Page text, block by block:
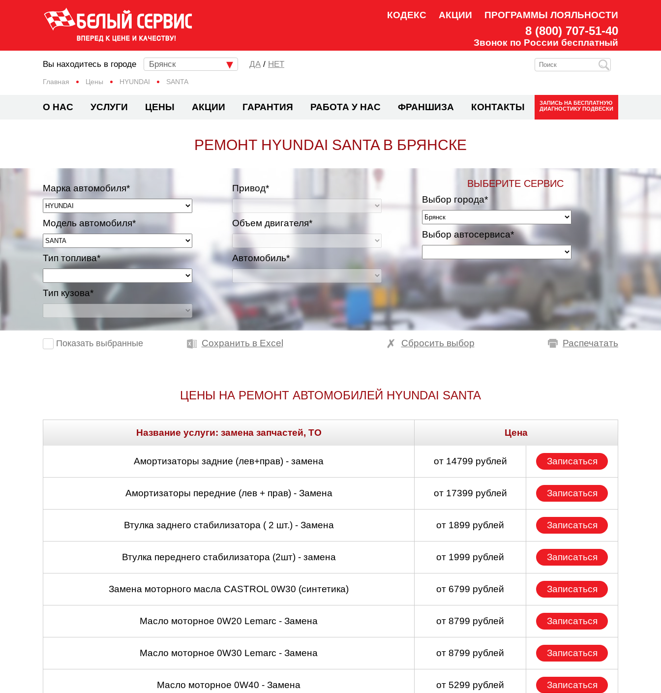
КОДЕКС АКЦИИ ПРОГРАММЫ ЛОЯЛЬНОСТИ
8 (800) 707-51-40
Звонок по России бесплатный
Главная Цены HYUNDAI SANTA
Вы находитесь в городе Брянск / НЕТ
О НАС УСЛУГИ ЦЕНЫ АКЦИИ ГАРАНТИЯ РАБОТА У НАС ФРАНШИЗА КОНТАКТЫ ЗАПИСЬ НА БЕСПЛАТНУЮ
ДИАГНОСТИКУ ПОДВЕСКИ
РЕМОНТ HYUNDAI SANTA В БРЯНСКЕ
Марка автомобиля*
Модель автомобиля*
Тип топлива*
Тип кузова*
Привод*
Объем двигателя*
Автомобиль*
ВЫБЕРИТЕ СЕРВИС
Выбор города*
Выбор автосервиса*
Показать выбранные Сохранить в Excel Распечатать
Сбросить выбор
ЦЕНЫ НА РЕМОНТ АВТОМОБИЛЕЙ HYUNDAI SANTA
Название услуги: замена запчастей, ТО Цена
Амортизаторы задние (лев+прав) - замена от 14799 рублей Записаться
Амортизаторы передние (лев + прав) - Замена от 17399 рублей Записаться
Втулка заднего стабилизатора ( 2 шт.) - Замена от 1899 рублей Записаться
Втулка переднего стабилизатора (2шт) - замена от 1999 рублей Записаться
Замена моторного масла CASTROL 0W30 (синтетика) от 6799 рублей Записаться
Масло моторное 0W20 Lemarc - Замена от 8799 рублей Записаться
Масло моторное 0W30 Lemarc - Замена от 8799 рублей Записаться
Масло моторное 0W40 - Замена от 5299 рублей Записаться